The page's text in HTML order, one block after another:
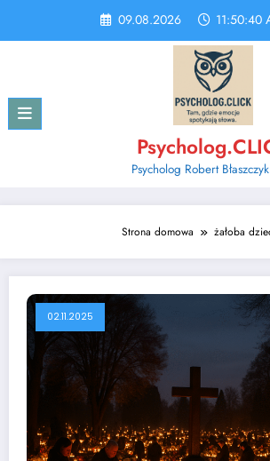
content
09.08.2026 11:50:41
Psycholog Robert Błaszczyk
Strona domowa żałoba
02.11.2025